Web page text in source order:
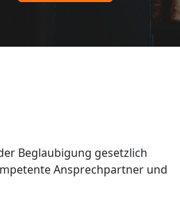
Beglaubigung gesetzlich
Ansprechpartner und